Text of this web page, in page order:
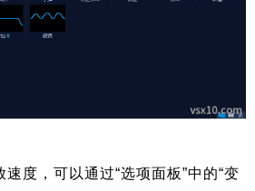
速度，可以通过“选项面板”中的“变